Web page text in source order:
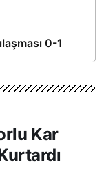
0-1
Kar